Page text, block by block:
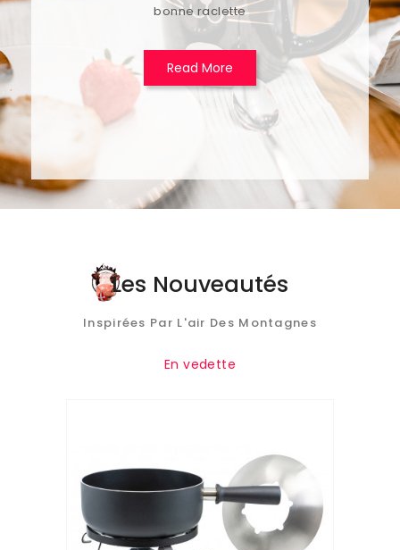
bonne raclette
Read More
Les Nouveautés
Inspirées Par L'air Des Montagnes
En vedette